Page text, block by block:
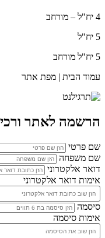
4 יח"ל – מורחב
5 יח"ל
5 יח"ל מורחב
עמוד הבית | מפת אתר
הרשמה לאתר
שם פרטי
שם משפחה
דואר אלקטרוני
אימות דואר אלקטרוני
סיסמה
אימות סיסמה